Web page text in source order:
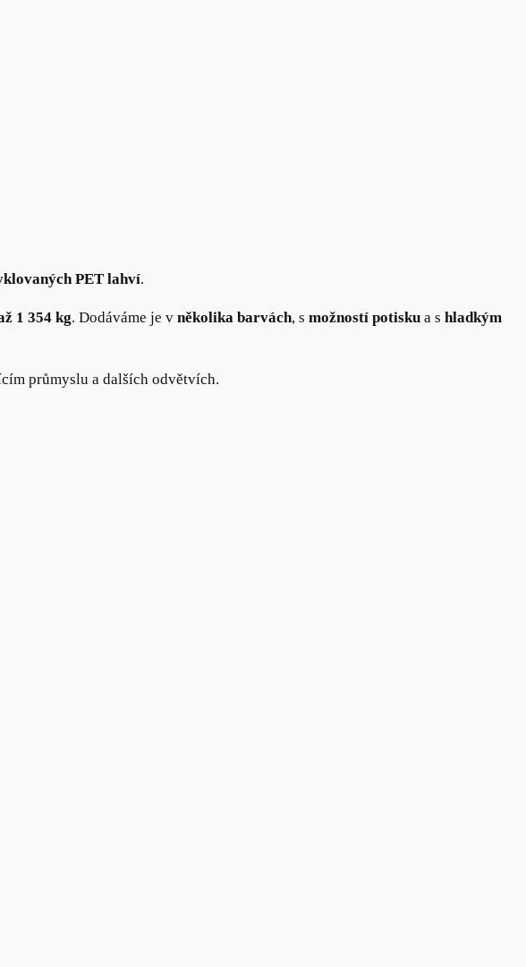
PET lahví.
1 354 kg. Dodáváme je v několika barvách, s možností potisku a s hladkým
průmyslu a dalších odvětvích.